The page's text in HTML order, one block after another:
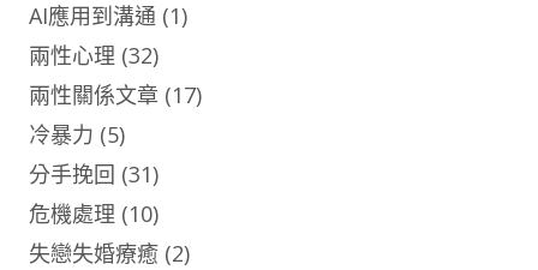
AI應用到溝通 (1)
兩性心理 (32)
兩性關係文章 (17)
冷暴力 (5)
分手挽回 (31)
危機處理 (10)
失戀失婚療癒 (2)